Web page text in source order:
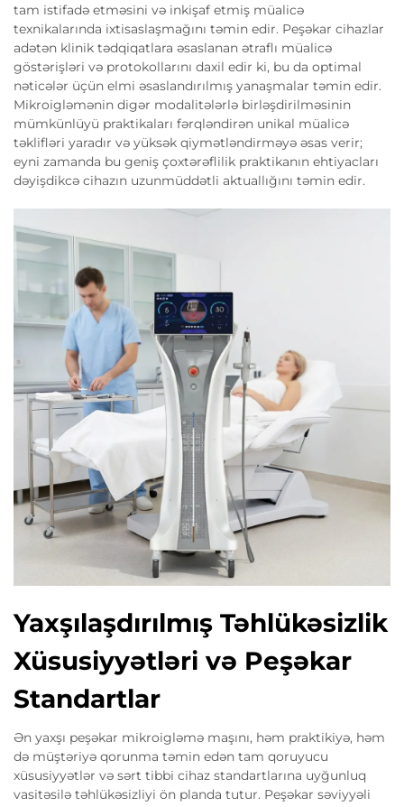
tam istifadə etməsini və inkişaf etmiş müalicə
texnikalarında ixtisaslaşmağını təmin edir. Peşəkar cihazlar
adətən klinik tədqiqatlara əsaslanan ətraflı müalicə
göstərişləri və protokollarını daxil edir ki, bu da optimal
nəticələr üçün elmi əsaslandırılmış yanaşmalar təmin edir.
Mikroigləmənin digər modalitələrlə birləşdirilməsinin
mümkünlüyü praktikaları fərqləndirən unikal müalicə
təklifləri yaradır və yüksək qiymətləndirməyə əsas verir;
eyni zamanda bu geniş çoxtərəflilik praktikanın ehtiyacları
dəyişdikcə cihazın uzunmüddətli aktuallığını təmin edir.
Yaxşılaşdırılmış Təhlükəsizlik
Xüsusiyyətləri və Peşəkar
Standartlar
Ən yaxşı peşəkar mikroigləmə maşını, həm praktikiyə, həm
də müştəriyə qorunma təmin edən tam qoruyucu
xüsusiyyətlər və sərt tibbi cihaz standartlarına uyğunluq
vasitəsilə təhlükəsizliyi ön planda tutur. Peşəkar səviyyəli